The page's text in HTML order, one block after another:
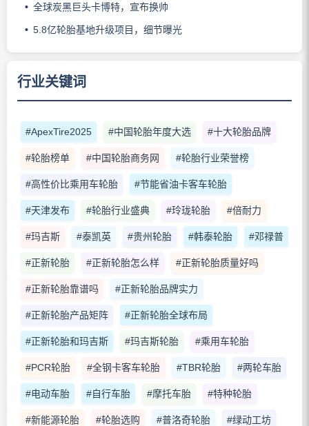
全球炭黑巨头卡博特，宣布换帅
5.8亿轮胎基地升级项目，细节曝光
行业关键词
#ApexTire2025 #中国轮胎年度大选 #十大轮胎品牌
#轮胎榜单 #中国轮胎商务网 #轮胎行业荣誉榜
#高性价比乘用车轮胎 #节能省油卡客车轮胎
#天津发布 #轮胎行业盛典 #玲珑轮胎 #倍耐力
#玛吉斯 #泰凯英 #贵州轮胎 #韩泰轮胎 #邓禄普
#正新轮胎 #正新轮胎怎么样 #正新轮胎质量好吗
#正新轮胎靠谱吗 #正新轮胎品牌实力
#正新轮胎产品矩阵 #正新轮胎全球布局
#正新轮胎和玛吉斯 #玛吉斯轮胎 #乘用车轮胎
#PCR轮胎 #全钢卡客车轮胎 #TBR轮胎 #两轮车胎
#电动车胎 #自行车胎 #摩托车胎 #特种轮胎
#新能源轮胎 #轮胎选购 #普洛奇轮胎 #绿动工坊